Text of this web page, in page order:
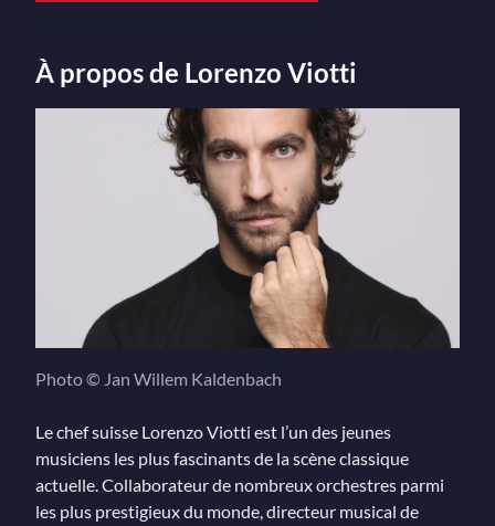
À propos de Lorenzo Viotti
Photo © Jan Willem Kaldenbach
Le chef suisse Lorenzo Viotti est l’un des jeunes
musiciens les plus fascinants de la scène classique
actuelle. Collaborateur de nombreux orchestres parmi
les plus prestigieux du monde, directeur musical de